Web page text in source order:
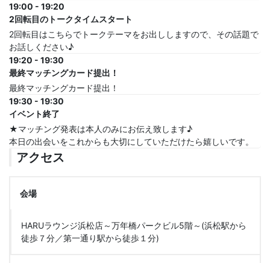
19:00 - 19:20
2回転目のトークタイムスタート
2回転目はこちらでトークテーマをお出ししますので、その話題で
お話しください♪
19:20 - 19:30
最終マッチングカード提出！
最終マッチングカード提出！
19:30 - 19:30
イベント終了
★マッチング発表は本人のみにお伝え致します♪
本日の出会いをこれからも大切にしていただけたら嬉しいです。
アクセス
会場
HARUラウンジ浜松店～万年橋パークビル5階～(浜松駅から
徒歩７分／第一通り駅から徒歩１分)